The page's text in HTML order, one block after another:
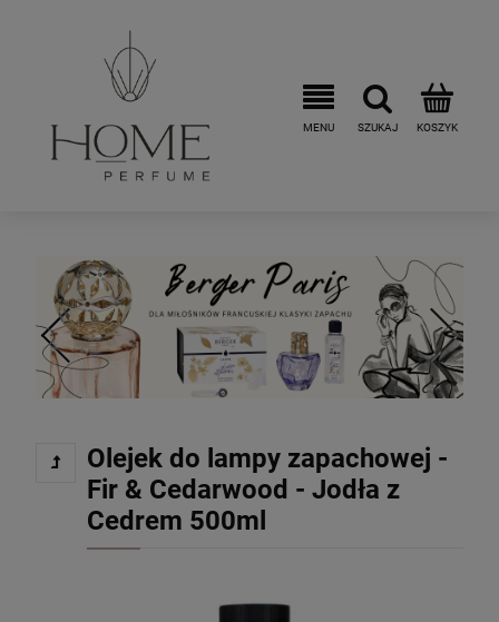
Olejek do lampy zapachowej -
Fir & Cedarwood - Jodła z
Cedrem 500ml